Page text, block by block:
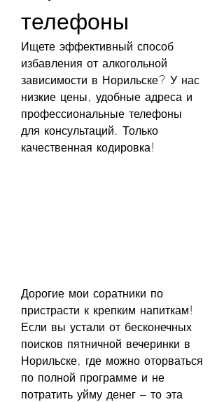
телефоны
Ищете эффективный способ
избавления от алкогольной
зависимости в Норильске? У нас
низкие цены, удобные адреса и
профессиональные телефоны
для консультаций. Только
качественная кодировка!
Дорогие мои соратники по
пристрасти к крепким напиткам!
Если вы устали от бесконечных
поисков пятничной вечеринки в
Норильске, где можно оторваться
по полной программе и не
потратить уйму денег – то эта